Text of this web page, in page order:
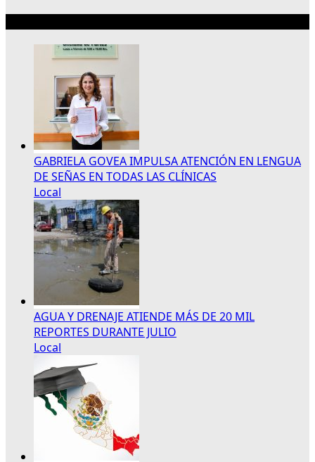
GABRIELA GOVEA IMPULSA ATENCIÓN EN LENGUA
DE SEÑAS EN TODAS LAS CLÍNICAS
Local
AGUA Y DRENAJE ATIENDE MÁS DE 20 MIL
REPORTES DURANTE JULIO
Local